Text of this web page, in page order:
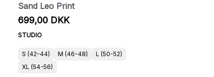
Sand Leo Print
699,00 DKK
STUDIO
S (42-44) M (46-48)
L (50-52)
XL (54-56)